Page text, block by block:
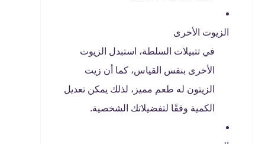
الزيوت الأخرى
في تتبيلات السلطة، استبدل الزيوت
الأخرى بنفس القياس، كما أن زيت
الزيتون له طعم مميز، لذلك يمكن تعديل
الكمية وفقًا لتفضيلاتك الشخصية.